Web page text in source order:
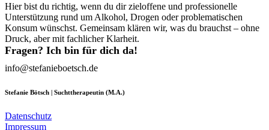
Hier bist du richtig, wenn du dir zieloffene und professionelle
Unterstützung rund um Alkohol, Drogen oder problematischen
Konsum wünschst. Gemeinsam klären wir, was du brauchst – ohne
Druck, aber mit fachlicher Klarheit.
Fragen? Ich bin für dich da!
info@stefanieboetsch.de
Stefanie Bötsch | Suchttherapeutin (M.A.)
Datenschutz
Impressum